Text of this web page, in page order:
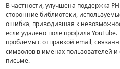
В частности, улучшена поддержка
сторонние библиотеки,
ошибка, приводившая к
если удалено поле профиля
проблемы с отправкой email,
символов в именах пользователей
письме.